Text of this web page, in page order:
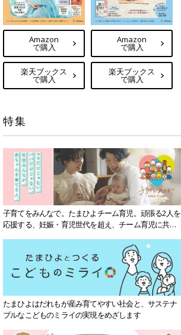
Amazon
で購入
楽天ブックス
で購入
Amazon
で購入
楽天ブックス
で購入
特集
子育てをみんなで。たまひよチーム育児。頑張る2人を
応援する、妊娠・育児世代を超え、チーム育児に共感
たまひよはだれもが産み育てやすい社会と、サステナ
ブルなこどものミライの実現をめざします